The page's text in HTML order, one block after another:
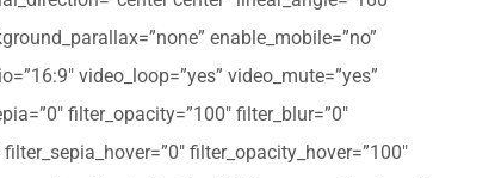
enable_mobile=”no”
video_loop=”yes” video_mute=”yes”
filter_opacity=”100″ filter_blur=”0″
filter_opacity_hover=”100″